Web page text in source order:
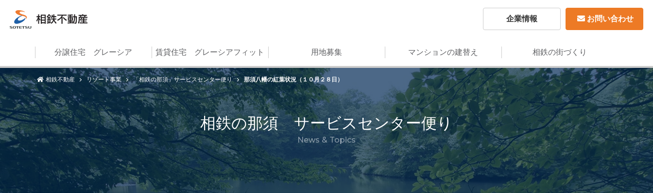
企業情報 お問い合わせ
分譲住宅 グレーシア 賃貸住宅 グレーシアフィット 用地募集 マンションの建替え 相鉄の街づくり
相鉄不動産 リゾート事業 「相鉄の那須」サービスセンター便り 那須八幡の紅葉状況（１０月２８日）
相鉄の那須 サービスセンター便り
News & Topics